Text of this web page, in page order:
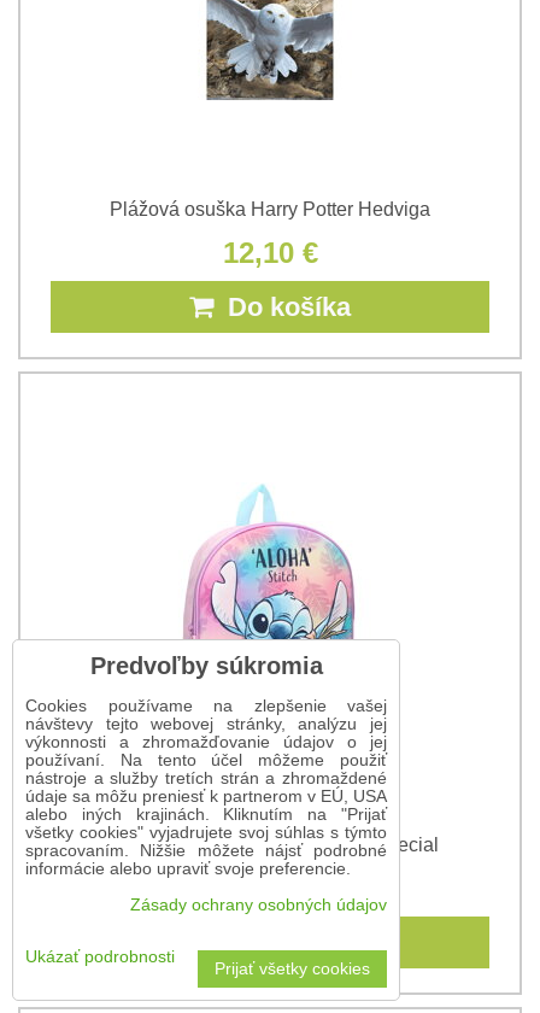
Plážová osuška Harry Potter Hedviga
12,10 €
Do košíka
Detský 3D ruksak Stitch Simply Special
14,90 €
Predvoľby súkromia
Cookies používame na zlepšenie vašej
návštevy tejto webovej stránky, analýzu jej
výkonnosti a zhromažďovanie údajov o jej
používaní. Na tento účel môžeme použiť
nástroje a služby tretích strán a zhromaždené
údaje sa môžu preniesť k partnerom v EÚ, USA
alebo iných krajinách. Kliknutím na "Prijať
všetky cookies" vyjadrujete svoj súhlas s týmto
spracovaním. Nižšie môžete nájsť podrobné
informácie alebo upraviť svoje preferencie.
Zásady ochrany osobných údajov
Ukázať podrobnosti
Prijať všetky cookies